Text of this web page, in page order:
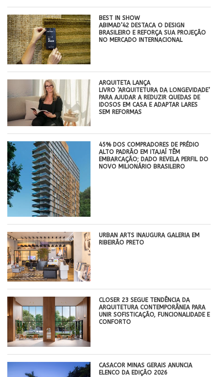
BEST IN SHOW
ABIMAD’42 DESTACA O DESIGN
BRASILEIRO E REFORÇA SUA PROJEÇÃO
NO MERCADO INTERNACIONAL
ARQUITETA LANÇA
LIVRO ‘ARQUITETURA DA LONGEVIDADE’
PARA AJUDAR A REDUZIR QUEDAS DE
IDOSOS EM CASA E ADAPTAR LARES
SEM REFORMAS
45% DOS COMPRADORES DE PRÉDIO
ALTO PADRÃO EM ITAJAÍ TÊM
EMBARCAÇÃO; DADO REVELA PERFIL DO
NOVO MILIONÁRIO BRASILEIRO
​URBAN ARTS INAUGURA GALERIA EM
RIBEIRÃO PRETO
CLOSER 23 SEGUE TENDÊNCIA DA
ARQUITETURA CONTEMPORÂNEA PARA
UNIR SOFISTICAÇÃO, FUNCIONALIDADE E
CONFORTO
CASACOR MINAS GERAIS ANUNCIA
ELENCO DA EDIÇÃO 2026